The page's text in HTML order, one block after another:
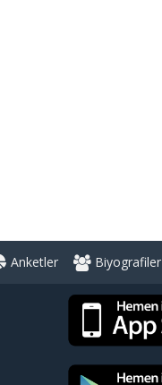
Anketler Biyografiler